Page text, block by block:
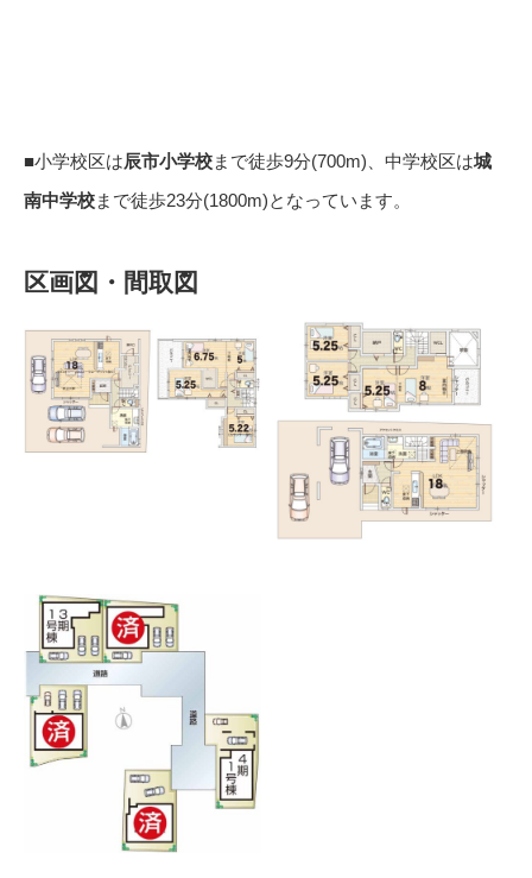
■小学校区は辰市小学校まで徒歩9分(700m)、中学校区は城
南中学校まで徒歩23分(1800m)となっています。
区画図・間取図